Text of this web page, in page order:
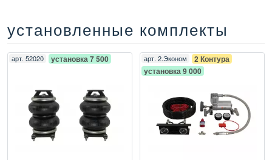
установленные комплекты
арт. 52020 установка 7 500 арт. 2.Эконом
2 Контура
установка 9 000